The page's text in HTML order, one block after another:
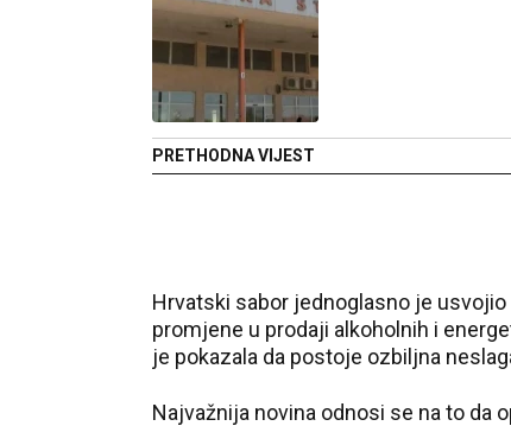
PRETHODNA VIJEST
Hrvatski sabor jednoglasno je
promjene u prodaji alkoholnih i
je pokazala da postoje ozbiljna
Najvažnija novina odnosi se na to da